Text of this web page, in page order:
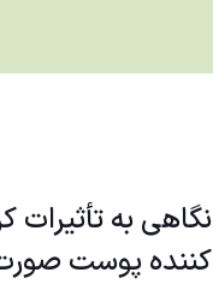
نگاهی به تأثیرات
کننده پوست